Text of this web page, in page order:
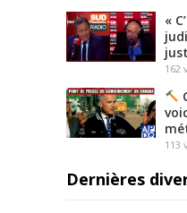
«
162
113
Dernières